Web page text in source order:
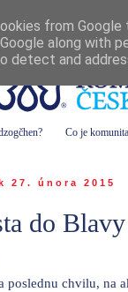
Co je
27. února 2015
do
poslednu chvilu, na
from
along with
detect and